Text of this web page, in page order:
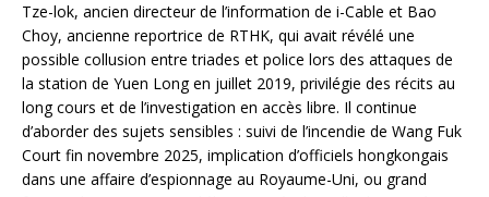
Tze-lok, ancien directeur de l’information de i-Cable et Bao
Choy, ancienne reportrice de RTHK, qui avait révélé une
possible collusion entre triades et police lors des attaques de
la station de Yuen Long en juillet 2019, privilégie des récits au
long cours et de l’investigation en accès libre. Il continue
d’aborder des sujets sensibles : suivi de l’incendie de Wang Fuk
Court fin novembre 2025, implication d’officiels hongkongais
dans une affaire d’espionnage au Royaume-Uni, ou grand